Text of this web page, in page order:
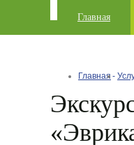
Главная
Главная